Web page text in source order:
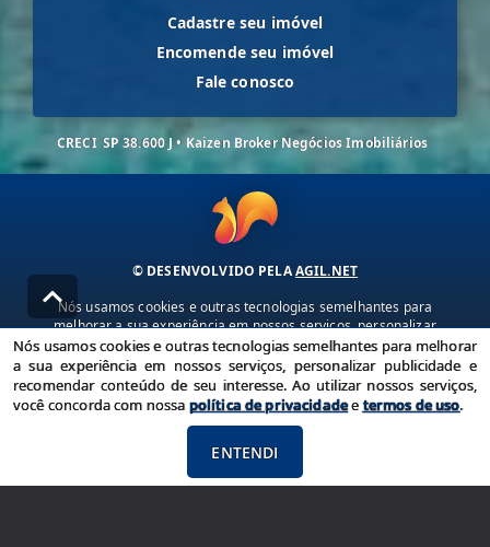
Cadastre seu imóvel
Encomende seu imóvel
Fale conosco
CRECI SP 38.600 J • Kaizen Broker Negócios Imobiliários
© DESENVOLVIDO PELAAGIL.NET
Nós usamos cookies e outras tecnologias semelhantes para
melhorar a sua experiência em nossos serviços, personalizar
publicidade e recomendar conteúdo de seu interesse. Ao utilizar
nossos serviços, você concorda com nossa política de privacidade e
termos de uso.
Política de Privacidade Termos de uso
Nós usamos cookies e outras tecnologias semelhantes para melhorar
a sua experiência em nossos serviços, personalizar publicidade e
recomendar conteúdo de seu interesse. Ao utilizar nossos serviços,
você concorda com nossa política de privacidadeetermos de uso.
ENTENDI